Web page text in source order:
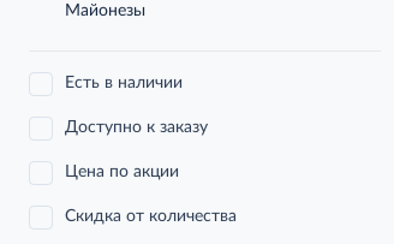
Майонезы
Есть в наличии
Доступно к заказу
Цена по акции
Скидка от количества